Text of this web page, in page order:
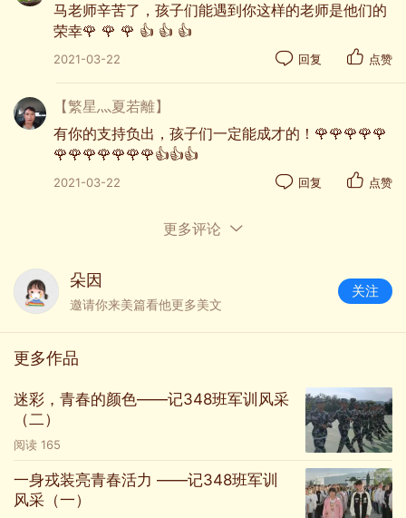
或许有的同学在家会帮助家长做家务，或许有的同
学从来不曾做过家务，但是这样的家务操是他们没
有接触过的。
01:27
马老师辛苦了，孩子们能遇到你这样的老师是他们的
荣幸🌹 🌹 🌹 👍 👍 👍
2021-03-22 回复 点赞
【繁星灬夏若離】
有你的支持负出，孩子们一定能成才的！🌹🌹🌹🌹🌹
🌹🌹🌹🌹🌹🌹🌹👍👍👍
2021-03-22 回复 点赞
更多评论
朵因
邀请你来美篇看他更多美文
关注
更多作品
迷彩，青春的颜色——记348班军训风采
（二）
阅读 165
一身戎装亮青春活力 ——记348班军训
风采（一）